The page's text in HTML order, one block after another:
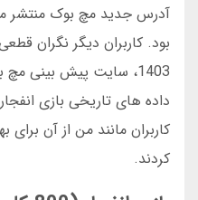
آدرس جدید مچ بوک منتشر
بود. کاربران دیگر نگران
1403، سایت پیش بینی
داده های تاریخی بازی
کاربران مانند من از آن برای
کردند.